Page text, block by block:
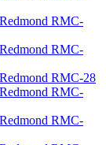
RMC-
RMC-
RMC-28
RMC-
RMC-